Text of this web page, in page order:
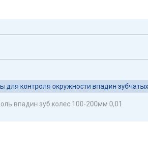
для контроля окружности впадин
впадин зуб.колес 100-200мм 0,01